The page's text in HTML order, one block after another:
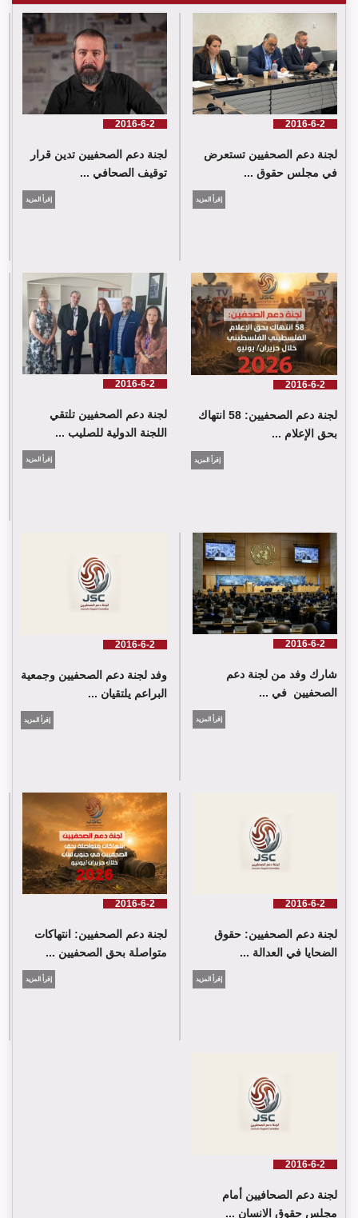
لجنة دعم الصحفيين تدين قرار توقيف الصحافي حسن عليق
لجنة دعم الصحفيين: 58 انتهاك بحق الإعلام الفلسطيني خلال حزيران/
يونيو 2026
لجنة دعم الصحفيين تلتقي اللجنة الدولية للصليب الأحمر في جنيف
اللجنة كلمة باسم جمعية البراعم للعمل الاجتماعي
2016-6-2
لجنة دعم الصحفيين تستعرض
في مجلس حقوق ...
إقرأ المزيد
2016-6-2
لجنة دعم الصحفيين تدين قرار
توقيف الصحافي ...
إقرأ المزيد
2016-6-2
لجنة دعم الصحفيين: 58 انتهاك
بحق الإعلام ...
إقرأ المزيد
2016-6-2
لجنة دعم الصحفيين تلتقي
اللجنة الدولية للصليب ...
إقرأ المزيد
2016-6-2
شارك وفد من لجنة دعم
الصحفيين في ...
إقرأ المزيد
2016-6-2
وفد لجنة دعم الصحفيين وجمعية
البراعم يلتقيان ...
إقرأ المزيد
2016-6-2
لجنة دعم الصحفيين: حقوق
الضحايا في العدالة ...
إقرأ المزيد
2016-6-2
لجنة دعم الصحفيين: انتهاكات
متواصلة بحق الصحفيين ...
إقرأ المزيد
2016-6-2
لجنة دعم الصحافيين أمام
مجلس حقوق الانسان ...